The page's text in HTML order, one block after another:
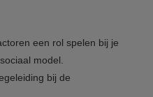
een rol spelen bij je
model.
bij de